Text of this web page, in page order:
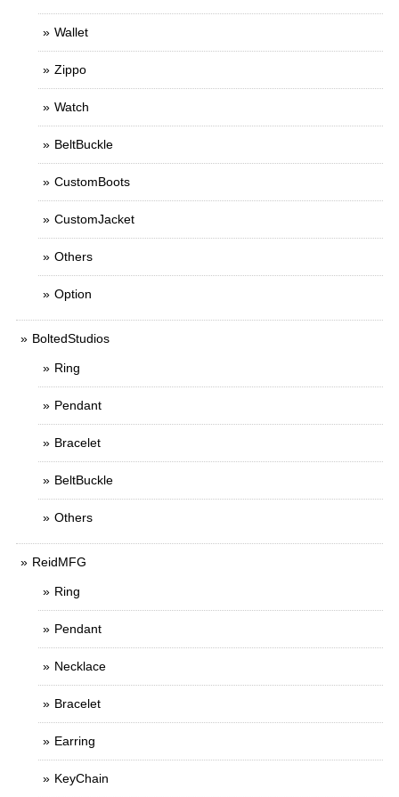
Wallet
Zippo
Watch
BeltBuckle
CustomBoots
CustomJacket
Others
Option
BoltedStudios
Ring
Pendant
Bracelet
BeltBuckle
Others
ReidMFG
Ring
Pendant
Necklace
Bracelet
Earring
KeyChain